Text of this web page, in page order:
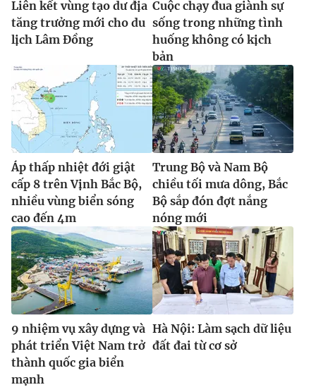
Liên kết vùng tạo dư địa
tăng trưởng mới cho du
lịch Lâm Đồng
Cuộc chạy đua giành sự
sống trong những tình
huống không có kịch
bản
Áp thấp nhiệt đới giật
cấp 8 trên Vịnh Bắc Bộ,
nhiều vùng biển sóng
cao đến 4m
Trung Bộ và Nam Bộ
chiều tối mưa dông, Bắc
Bộ sắp đón đợt nắng
nóng mới
9 nhiệm vụ xây dựng và
phát triển Việt Nam trở
thành quốc gia biển
mạnh
Hà Nội: Làm sạch dữ liệu
đất đai từ cơ sở